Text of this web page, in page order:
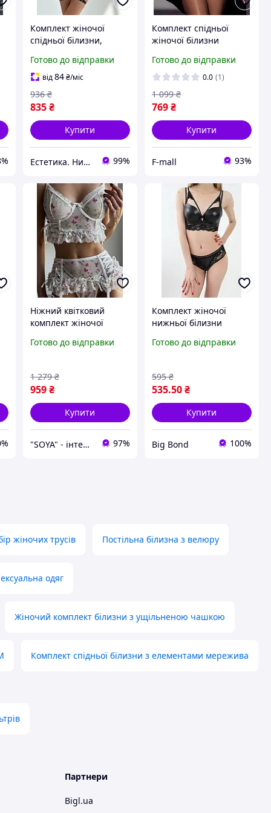
Комплект жіночої
спідньої білизни,
набір для дівчат
Готово до відправки
від84 ₴/міс
835 ₴
936 ₴
Купити
Естетика. Нижня білизна. 99%
Комплект спідньої
жіночої білизни
Вікторія Сикрет модель
Rhinestone зі стразами
Чорний
Готово до відправки
0.0 (1)
769₴
1 099 ₴
Купити
F-mall 93%
Ніжний квітковий
комплект жіночої
поясом та панчохами
Готово до відправки
959 ₴
1 279 ₴
Купити
"SOYA" - інтернет-магазин 97%
Комплект жіночої
нижньої білизни
бюстгальтер еко шкіра
Готово до відправки
535.50₴
595 ₴
Купити
Big Bond 100%
жіночих трусів Постільна білизна з велюру
одяг
Жіночий комплект білизни з ущільненою чашкою
Комплект спідньої білизни з елементами мережива
Партнери
Bigl.ua